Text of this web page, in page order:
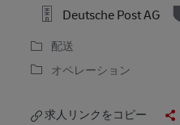
Deutsche Post AG
配送
オペレーション
求人リンクをコピー